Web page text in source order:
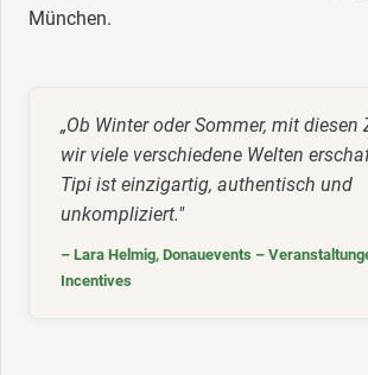
München.
„Ob Winter oder Sommer, mit diesen
wir viele verschiedene Welten
Tipi ist einzigartig, authentisch und
unkompliziert."
– Lara Helmig, Donauevents –
Incentives